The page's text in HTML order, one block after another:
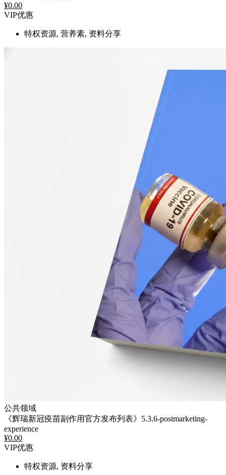
¥0.00
VIP优惠
特权资源, 营养素, 资料分享
公共领域
《辉瑞新冠疫苗副作用官方发布列表》5.3.6-postmarketing-
experience
¥0.00
VIP优惠
特权资源, 资料分享